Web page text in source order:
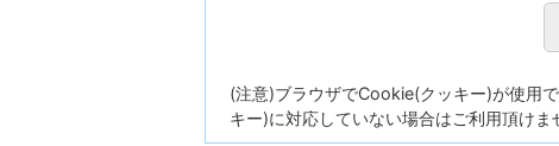
(注意)ブラウザでCookie(クッキー)が使用
キー)に対応していない場合はご利用頂けま